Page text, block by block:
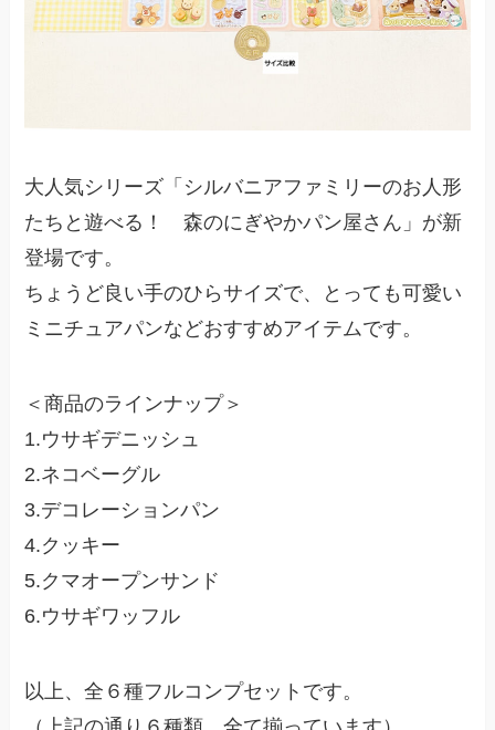
大人気シリーズ「シルバニアファミリーのお人形
たちと遊べる！ 森のにぎやかパン屋さん」が新
登場です。
ちょうど良い手のひらサイズで、とっても可愛い
ミニチュアパンなどおすすめアイテムです。
＜商品のラインナップ＞
1.ウサギデニッシュ
2.ネコベーグル
3.デコレーションパン
4.クッキー
5.クマオープンサンド
6.ウサギワッフル
以上、全６種フルコンプセットです。